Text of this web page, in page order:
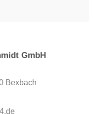
GmbH
Bexbach